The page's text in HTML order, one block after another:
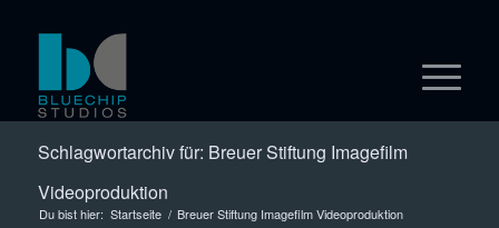
Schlagwortarchiv für: Breuer Stiftung Imagefilm
Videoproduktion
Du bist hier: Startseite / Breuer Stiftung Imagefilm Videoproduktion